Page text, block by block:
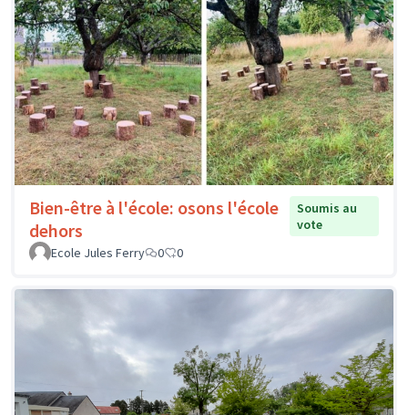
Bien-être à l'école: osons l'école
dehors
Soumis au
vote
Ecole Jules Ferry
0 0